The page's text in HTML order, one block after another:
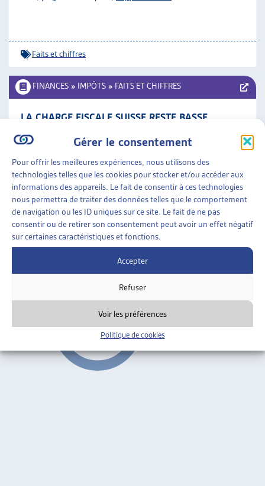
Gérer le consentement
Pour offrir les meilleures expériences, nous utilisons des
technologies telles que les cookies pour stocker et/ou accéder aux
informations des appareils. Le fait de consentir à ces technologies
nous permettra de traiter des données telles que le comportement
de navigation ou les ID uniques sur ce site. Le fait de ne pas
consentir ou de retirer son consentement peut avoir un effet négatif
sur certaines caractéristiques et fonctions.
Accepter
Refuser
Voir les préférences
Politique de cookies
Faits et chiffres
FINANCES » IMPÔTS » FAITS ET CHIFFRES
LA CHARGE FISCALE SUISSE RESTE BASSE
Faits et chiffres
IMPÔTS
EN SUISSE, LA CHARGE FISCALE RESTE FAIBLE
Département fédéral des finances, nov 09